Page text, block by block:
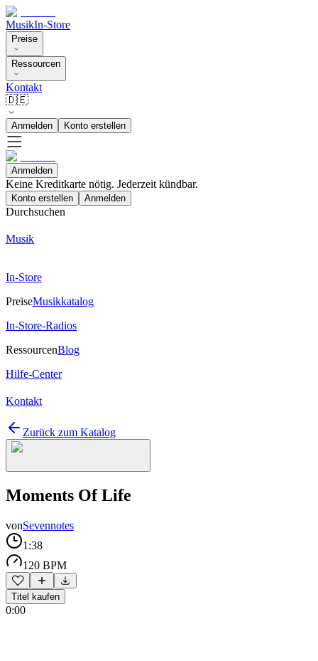
MusikIn-Store
Preise
Ressourcen
Kontakt
🇩🇪
Anmelden Konto erstellen
Anmelden
Keine Kreditkarte nötig. Jederzeit kündbar.
Konto erstellen Anmelden
Durchsuchen
Musik
In-Store
PreiseMusikkatalog
In-Store-Radios
RessourcenBlog
Hilfe-Center
Kontakt
Zurück zum Katalog
Moments Of Life
vonSevennotes
1:38
120 BPM
Titel kaufen
0:00